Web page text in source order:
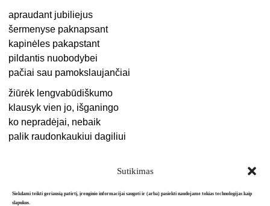
Sutikimas
Siekdami teikti geriausią patirtį, įrenginio informacijai saugoti ir (arba) pasiekti naudojame tokias technologijas kaip
slapukus.
apraudant jubiliejus
šermenyse paknapsant
kapinėles pakapstant
pildantis nuobodybei
pačiai sau pamokslaujančiai
žiūrėk lengvabūdiškumo
klausyk vien jo, išganingo
ko nepradėjai, nebaik
palik raudonkaukiui dagiliui